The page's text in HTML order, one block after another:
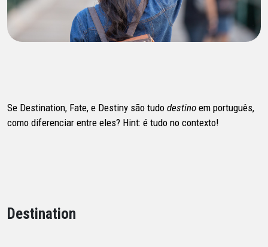
Se Destination, Fate, e Destiny são tudo destino em português,
como diferenciar entre eles? Hint: é tudo no contexto!
Destination